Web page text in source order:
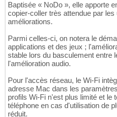
Baptisée « NoDo », elle apporte
copier-coller très attendue par
améliorations.
Parmi celles-ci, on notera le
applications et des jeux ;
stable lors du basculement entre
l'amélioration audio.
Pour l'accès réseau, le Wi-Fi
adresse Mac dans les
profils Wi-Fi n'est plus limité et le
téléphone en cas d'utilisation de
réduit.